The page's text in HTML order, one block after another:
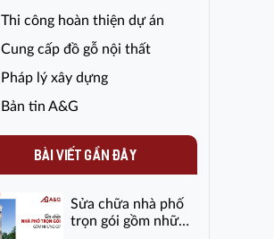
Thi công hoàn thiện dự án
Cung cấp đồ gỗ nội thất
Pháp lý xây dựng
Bản tin A&G
BÀI VIẾT GẦN ĐÂY
Sửa chữa nhà phố
trọn gói gồm những